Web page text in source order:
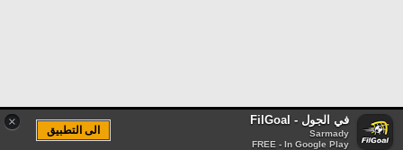
× في الجول - FilGoal
Sarmady
FREE - In Google Play
الى التطبيق